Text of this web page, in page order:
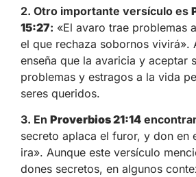
2. Otro importante versículo es
15:27: «El avaro trae problemas
el que rechaza sobornos vivirá».
enseña que la avaricia y aceptar
problemas y estragos a la vida
seres queridos.
3. En Proverbios 21:14
secreto aplaca el furor, y don en
ira». Aunque este versículo
dones secretos, en algunos